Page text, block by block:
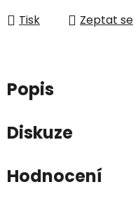
Tisk Zeptat se
Popis
Diskuze
Hodnocení